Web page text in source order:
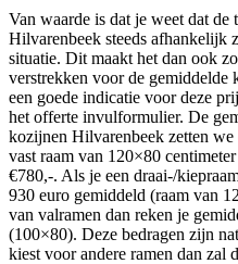
Van waarde is dat je weet dat
Hilvarenbeek steeds afhankelijk
situatie. Dit maakt het dan ook
verstrekken voor de gemiddelde
een goede indicatie voor deze
het offerte invulformulier. De
kozijnen Hilvarenbeek zetten
vast raam van 120×80
€780,-. Als je een draai-/
930 euro gemiddeld (raam van
van valramen dan reken je
(100×80). Deze bedragen zijn
kiest voor andere ramen dan